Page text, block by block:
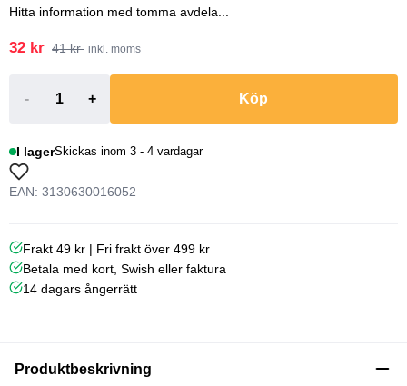
Hitta information med tomma avdela...
32 kr 41 kr inkl. moms
- + Köp
I lagerSkickas inom 3 - 4 vardagar
EAN: 3130630016052
Frakt 49 kr | Fri frakt över 499 kr
Betala med kort, Swish eller faktura
14 dagars ångerrätt
Produktbeskrivning